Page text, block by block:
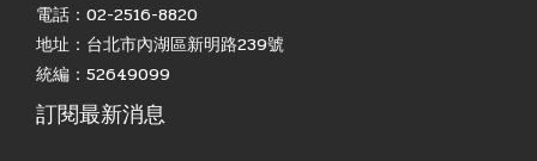
電話：02-2516-8820
地址：台北市內湖區新明路239號
統編：52649099
訂閱最新消息